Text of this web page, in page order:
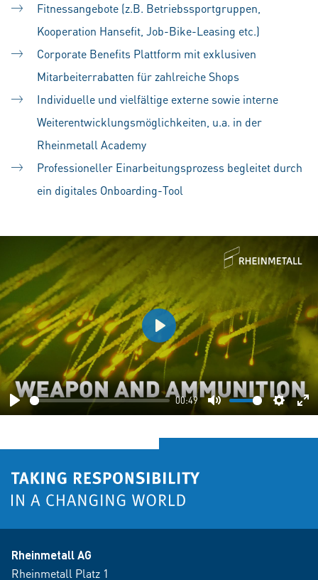
Fitnessangebote (z.B. Betriebssportgruppen,
Kooperation Hansefit, Job-Bike-Leasing etc.)
Corporate Benefits Plattform mit exklusiven
Mitarbeiterrabatten für zahlreiche Shops
Individuelle und vielfältige externe sowie interne
Weiterentwicklungsmöglichkeiten, u.a. in der
Rheinmetall Academy
Professioneller Einarbeitungsprozess begleitet durch
ein digitales Onboarding-Tool
Play
00:49
Mute
Play
Rheinmetall AG
Rheinmetall Platz 1